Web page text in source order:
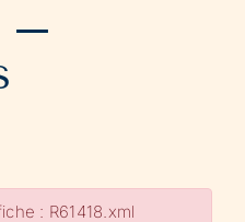
–
: R61418.xml